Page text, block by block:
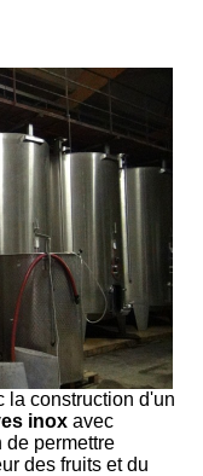
la construction d'un
inox avec
de permettre
des fruits et du